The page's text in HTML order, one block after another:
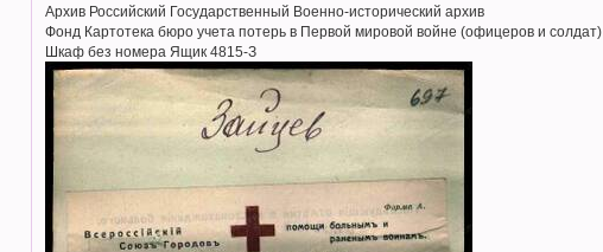
Архив Российский Государственный Военно-исторический архив
Фонд Картотека бюро учета потерь в Первой мировой войне (офицеров и солдат)
Шкаф без номера Ящик 4815-З